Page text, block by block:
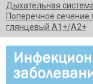
Дыхательная
Поперечное сечение
глянцевый А1+/А2+